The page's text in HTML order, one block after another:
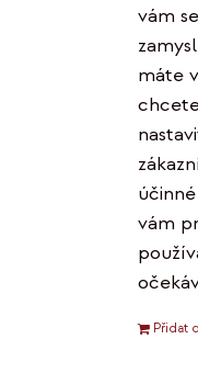
vám
máte
vám
Přidat